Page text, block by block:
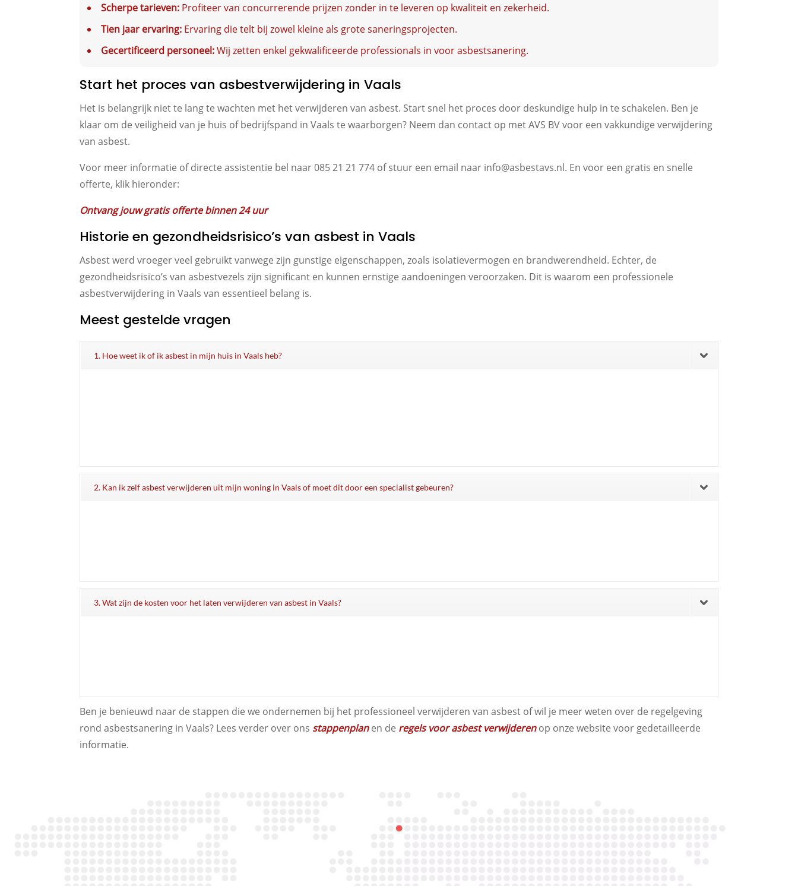
Scherpe tarieven: Profiteer van concurrerende prijzen zonder in te leveren op kwaliteit en zekerheid.
Tien jaar ervaring: Ervaring die telt bij zowel kleine als grote saneringsprojecten.
Gecertificeerd personeel:Wij zetten enkel gekwalificeerde professionals in voor asbestsanering.
Start het proces van asbestverwijdering in Vaals
Het is belangrijk niet te lang te wachten met het verwijderen van asbest. Start snel het proces door deskundige hulp in te schakelen. Ben je
klaar om de veiligheid van je huis of bedrijfspand in Vaals te waarborgen? Neem dan contact op met AVS BV voor een vakkundige verwijdering
van asbest.
Voor meer informatie of directe assistentie bel naar 085 21 21 774 of stuur een email naar info@asbestavs.nl. En voor een gratis en snelle
offerte, klik hieronder:
Ontvang jouw gratis offerte binnen 24 uur
Historie en gezondheidsrisico’s van asbest in Vaals
Asbest werd vroeger veel gebruikt vanwege zijn gunstige eigenschappen, zoals isolatievermogen en brandwerendheid. Echter, de
gezondheidsrisico’s van asbestvezels zijn significant en kunnen ernstige aandoeningen veroorzaken. Dit is waarom een professionele
asbestverwijdering in Vaals van essentieel belang is.
Meest gestelde vragen
1. Hoe weet ik of ik asbest in mijn huis in Vaals heb?
2. Kan ik zelf asbest verwijderen uit mijn woning in Vaals of moet dit door een specialist gebeuren?
3. Wat zijn de kosten voor het laten verwijderen van asbest in Vaals?
Ben je benieuwd naar de stappen die we ondernemen bij het professioneel verwijderen van asbest of wil je meer weten over de regelgeving
rond asbestsanering in Vaals? Lees verder over ons stappenplanen de regels voor asbest verwijderenop onze website voor gedetailleerde
informatie.